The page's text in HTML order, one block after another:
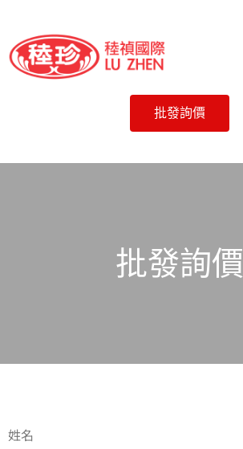
批發詢價
批發詢價
姓名